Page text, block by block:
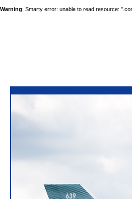
Warning: Smarty error: unable to read resource: